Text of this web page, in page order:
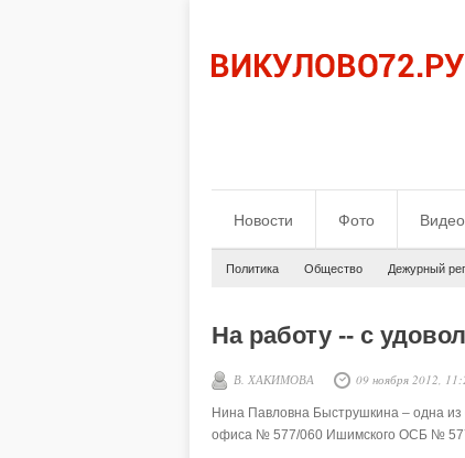
Новости Фото Видео
Политика Общество Дежурный
На работу -- с
В. ХАКИМОВА 09 ноября 2012,
Нина Павловна Быструшкина – одна из
офиса № 577/060 Ишимского ОСБ №